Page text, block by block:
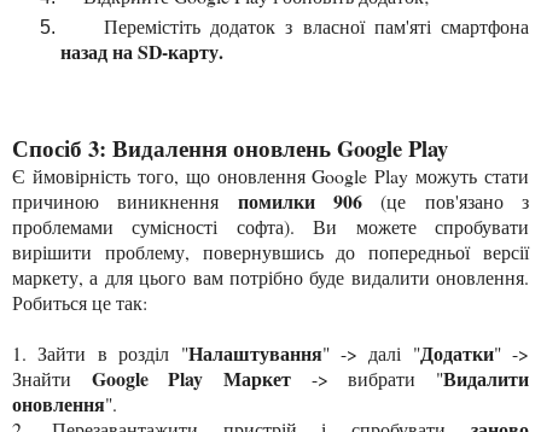
Перемістіть додаток з власної пам'яті смартфона
назад на SD-карту.
Спосіб 3: Видалення оновлень Google Play
Є ймовірність того, що оновлення Google Play можуть стати
причиною виникнення помилки 906(це пов'язано з
проблемами сумісності софта). Ви можете спробувати
вирішити проблему, повернувшись до попередньої версії
маркету, а для цього вам потрібно буде видалити оновлення.
Робиться це так:
1.Зайти в розділ "Налаштування" -> далі "Додатки" ->
Знайти Google Play Маркет -> вибрати "Видалити
оновлення".